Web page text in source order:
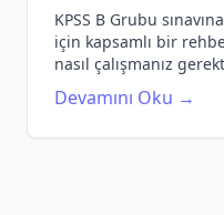
KPSS B Grubu
için kapsamlı bir
nasıl çalışmanız
Devamını Oku →